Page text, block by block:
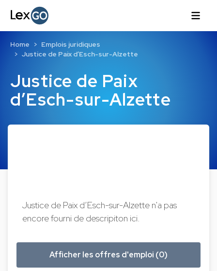
Justice de Paix
d’Esch-sur-Alzette
Home
Emplois juridiques
Justice de Paix d’Esch-sur-Alzette
Justice de Paix d’Esch-sur-Alzette n'a pas
encore fourni de descripiton ici.
Afficher les offres d'emploi (0)